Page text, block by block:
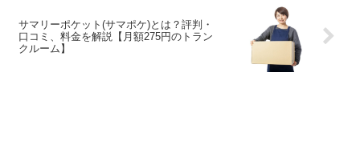
サマリーポケット(サマポケ)とは？評判・
口コミ、料金を解説【月額275円のトラン
クルーム】